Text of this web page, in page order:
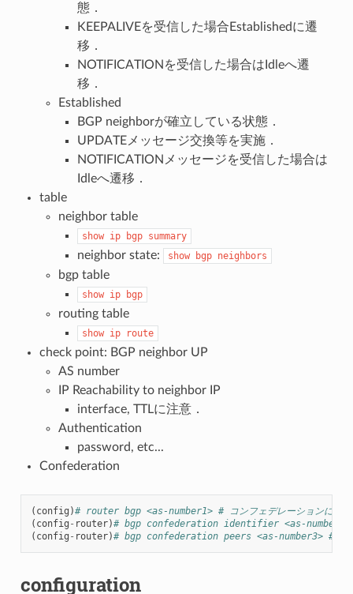
態．
KEEPALIVEを受信した場合Establishedに遷
移．
NOTIFICATIONを受信した場合はIdleへ遷
移．
Established
BGP neighborが確立している状態．
UPDATEメッセージ交換等を実施．
NOTIFICATIONメッセージを受信した場合は
Idleへ遷移．
table
neighbor table
show ip bgp summary
neighbor state: show bgp neighbors
bgp table
show ip bgp
routing table
show ip route
check point: BGP neighbor UP
AS number
IP Reachability to neighbor IP
interface, TTLに注意．
Authentication
password, etc...
Confederation
( config )# router bgp <as-number1> # コンフェデレーションにより
( config - router)# bgp confederation identifier <as-number2> #
( config - router)# bgp confederation peers <as-number3> # コンフ
configuration